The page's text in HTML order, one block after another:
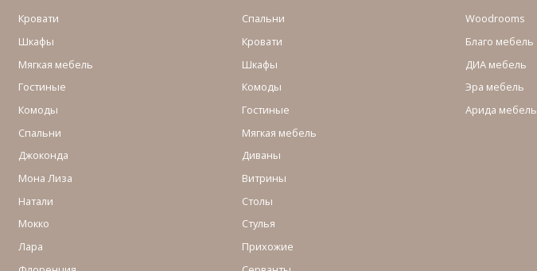
Кровати
Шкафы
Мягкая мебель
Гостиные
Комоды
Cпальни
Джоконда
Мона Лиза
Натали
Мокко
Лара
Спальни
Кровати
Шкафы
Комоды
Гостиные
Мягкая мебель
Диваны
Витрины
Столы
Стулья
Прихожие
Woodrooms
Благо мебель
ДИА мебель
Эра мебель
Арида мебель